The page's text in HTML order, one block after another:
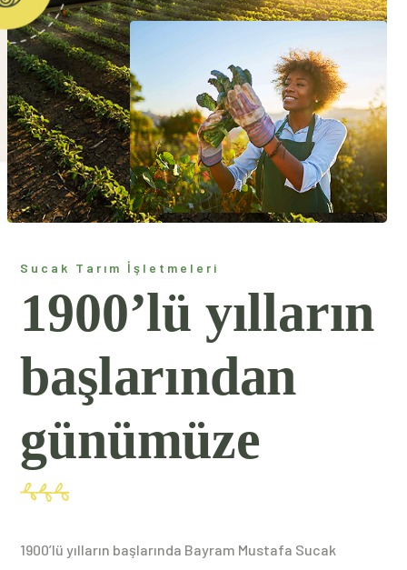
Sucak Tarım İşletmeleri
1900’lü yılların
başlarından
günümüze
1900’lü yılların başlarında Bayram Mustafa Sucak